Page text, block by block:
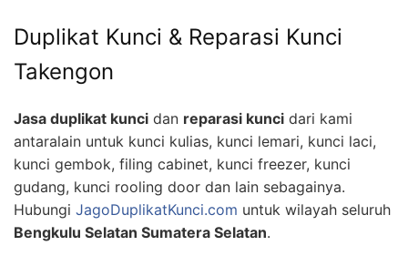
Duplikat Kunci & Reparasi Kunci
Takengon
Jasa duplikat kunci dan reparasi kunci dari kami
antaralain untuk kunci kulias, kunci lemari, kunci laci,
kunci gembok, filing cabinet, kunci freezer, kunci
gudang, kunci rooling door dan lain sebagainya.
Hubungi JagoDuplikatKunci.com untuk wilayah seluruh
Bengkulu Selatan Sumatera Selatan.